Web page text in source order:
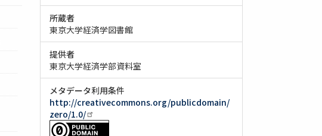
所蔵者
東京大学経済学図書館
提供者
東京大学経済学部資料室
メタデータ利用条件
http://creativecommons.org/publicdomain/
zero/1.0/